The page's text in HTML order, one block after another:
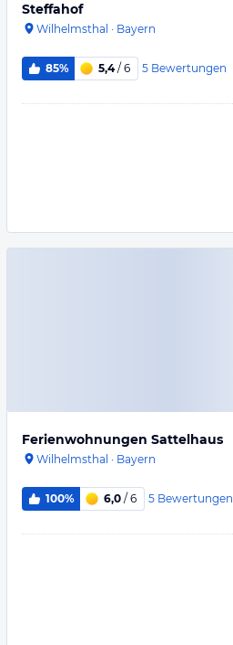
Steffahof
Wilhelmsthal · Bayern
85% 5,4/ 6 5 Bewertungen
Ferienwohnungen Sattelhaus
Wilhelmsthal · Bayern
100% 6,0 / 6 5 Bewertungen